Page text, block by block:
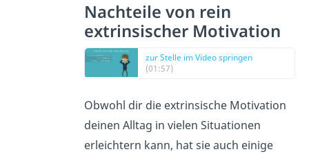
Nachteile von rein
extrinsischer Motivation
zur Stelle im Video springen
(01:57)
Obwohl dir die extrinsische Motivation
deinen Alltag in vielen Situationen
erleichtern kann, hat sie auch einige